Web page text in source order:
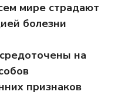
мире страдают
болезни
на
признаков